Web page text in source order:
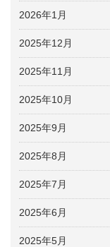
2026年1月
2025年12月
2025年11月
2025年10月
2025年9月
2025年8月
2025年7月
2025年6月
2025年5月